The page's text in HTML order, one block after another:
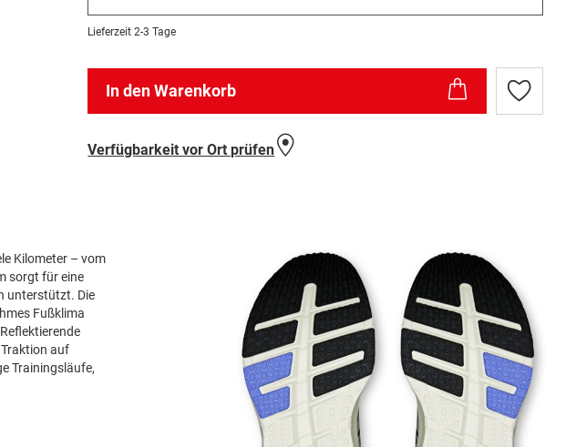
Lieferzeit 2-3 Tage
In den Warenkorb
Zur
Wunschliste
Verfügbarkeit vor Ort prüfen
Kilometer – vom
sorgt für eine
unterstützt. Die
Fußklima
auf
Trainingsläufe,